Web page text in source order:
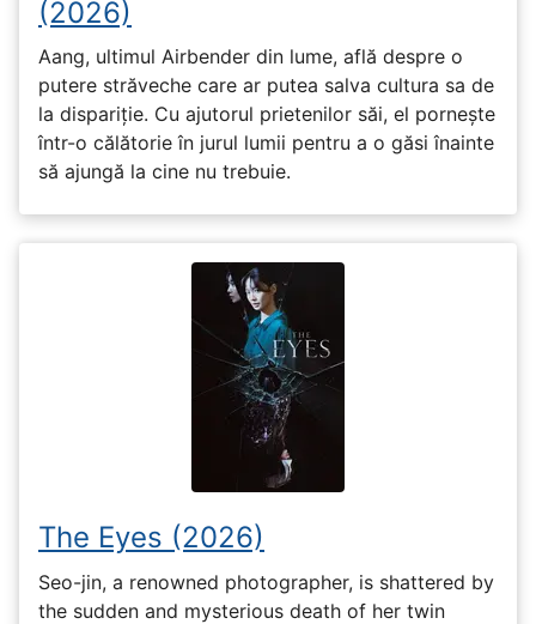
(2026)
Aang, ultimul Airbender din lume, află despre o
putere străveche care ar putea salva cultura sa de
la dispariție. Cu ajutorul prietenilor săi, el pornește
într-o călătorie în jurul lumii pentru a o găsi înainte
să ajungă la cine nu trebuie.
The Eyes (2026)
Seo-jin, a renowned photographer, is shattered by
the sudden and mysterious death of her twin